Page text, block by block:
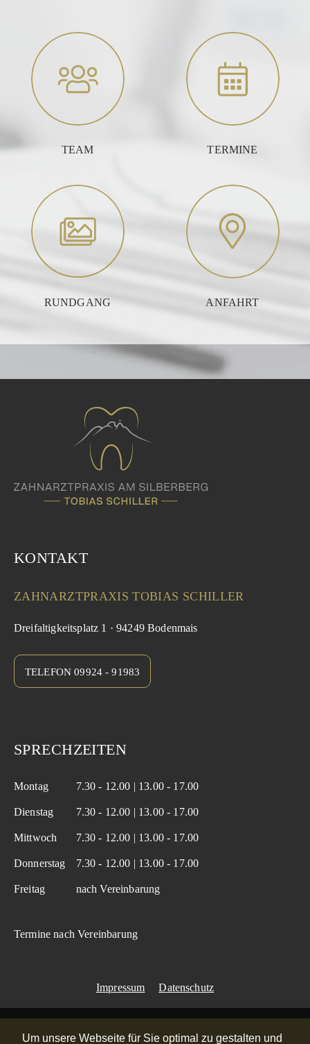
Um unsere Webseite für Sie optimal zu gestalten und
TEAM TERMINE
RUNDGANG ANFAHRT
KONTAKT
ZAHNARZTPRAXIS TOBIAS SCHILLER
Dreifaltigkeitsplatz 1 · 94249 Bodenmais
TELEFON 09924 - 91983
SPRECHZEITEN
Montag 7.30 - 12.00 | 13.00 - 17.00
Dienstag 7.30 - 12.00 | 13.00 - 17.00
Mittwoch 7.30 - 12.00 | 13.00 - 17.00
Donnerstag 7.30 - 12.00 | 13.00 - 17.00
Freitag nach Vereinbarung
Termine nach Vereinbarung
Impressum Datenschutz